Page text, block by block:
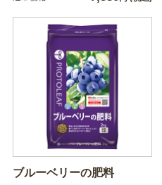
ブルーベリーの肥料